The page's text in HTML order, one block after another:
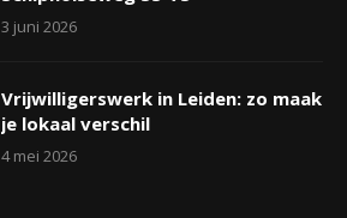
3 juni 2026
Vrijwilligerswerk in Leiden: zo maak
je lokaal verschil
4 mei 2026